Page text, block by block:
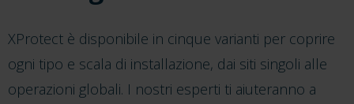
XProtect è disponibile in cinque varianti per coprire
ogni tipo e scala di installazione, dai siti singoli alle
operazioni globali. I nostri esperti ti aiuteranno a